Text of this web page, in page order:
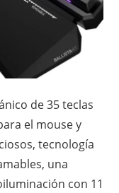
de 35 teclas
el mouse y
tecnología
una
con 11